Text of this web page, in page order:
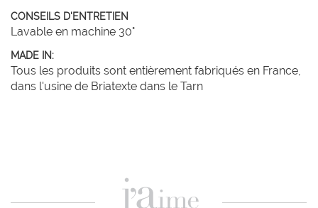
CONSEILS D'ENTRETIEN
Lavable en machine 30°
MADE IN:
Tous les produits sont entièrement fabriqués en France,
dans l'usine de Briatexte dans le Tarn